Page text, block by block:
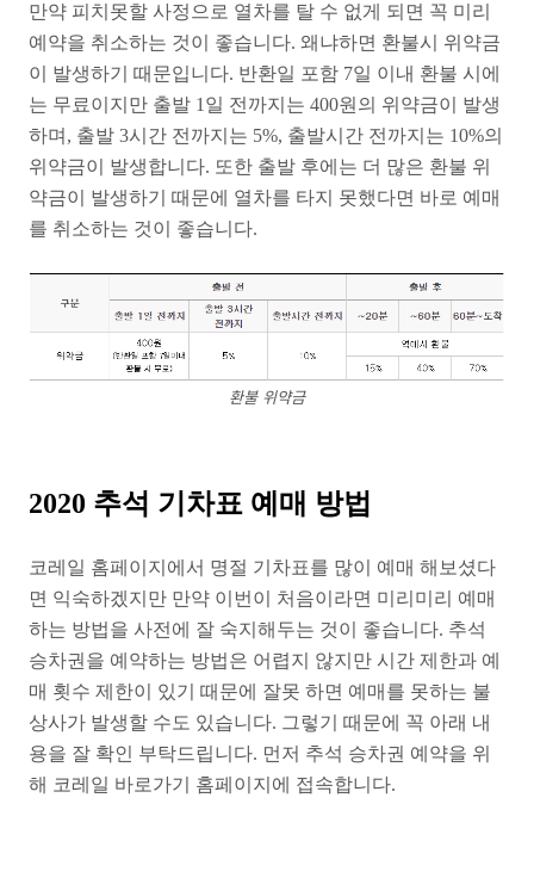
만약 피치못할 사정으로 열차를 탈 수 없게 되면 꼭 미리
예약을 취소하는 것이 좋습니다. 왜냐하면 환불시 위약금
이 발생하기 때문입니다. 반환일 포함 7일 이내 환불 시에
는 무료이지만 출발 1일 전까지는 400원의 위약금이 발생
하며, 출발 3시간 전까지는 5%, 출발시간 전까지는 10%의
위약금이 발생합니다. 또한 출발 후에는 더 많은 환불 위
약금이 발생하기 때문에 열차를 타지 못했다면 바로 예매
를 취소하는 것이 좋습니다.
환불 위약금
2020 추석 기차표 예매 방법
코레일 홈페이지에서 명절 기차표를 많이 예매 해보셨다
면 익숙하겠지만 만약 이번이 처음이라면 미리미리 예매
하는 방법을 사전에 잘 숙지해두는 것이 좋습니다. 추석
승차권을 예약하는 방법은 어렵지 않지만 시간 제한과 예
매 횟수 제한이 있기 때문에 잘못 하면 예매를 못하는 불
상사가 발생할 수도 있습니다. 그렇기 때문에 꼭 아래 내
용을 잘 확인 부탁드립니다. 먼저 추석 승차권 예약을 위
해 코레일 바로가기 홈페이지에 접속합니다.